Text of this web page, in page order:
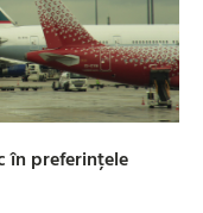
în preferințele